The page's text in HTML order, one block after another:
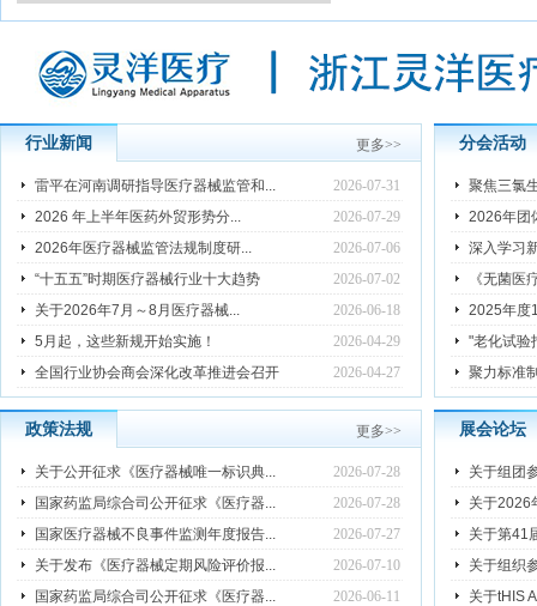
行业新闻 更多>>
雷平在河南调研指导医疗器械监管和...
2026-07-31
2026 年上半年医药外贸形势分...
2026-07-29
2026年医疗器械监管法规制度研...
2026-07-06
“十五五”时期医疗器械行业十大趋势
2026-07-02
关于2026年7月～8月医疗器械...
2026-06-18
5月起，这些新规开始实施！
2026-04-29
全国行业协会商会深化改革推进会召开
2026-04-27
分会活动
聚焦三氯
2026年团
深入学习
《无菌医
2025年度
"老化试验
聚力标准
政策法规 更多>>
关于公开征求《医疗器械唯一标识典...
2026-07-28
国家药监局综合司公开征求《医疗器...
2026-07-28
国家医疗器械不良事件监测年度报告...
2026-07-27
关于发布《医疗器械定期风险评价报...
2026-07-10
国家药监局综合司公开征求《医疗器...
2026-06-11
展会论坛
关于组团
关于2026
关于第41
关于组织
关于tHIS